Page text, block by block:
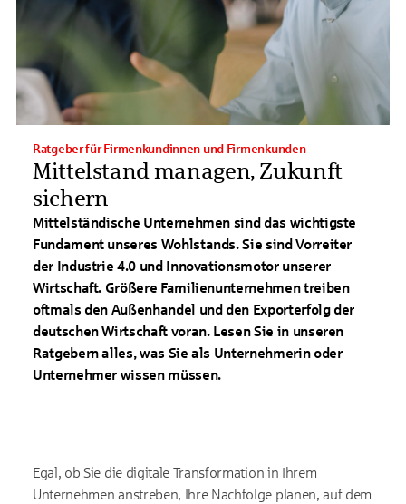
Mittelstand managen, Zukunft
sichern
Ratgeber für Firmenkundinnen und Firmenkunden
Mittelständische Unternehmen sind das wichtigste
Fundament unseres Wohlstands. Sie sind Vorreiter
der Industrie 4.0 und Innovationsmotor unserer
Wirtschaft. Größere Familienunternehmen treiben
oftmals den Außenhandel und den Exporterfolg der
deutschen Wirtschaft voran. Lesen Sie in unseren
Ratgebern alles, was Sie als Unternehmerin oder
Unternehmer wissen müssen.
Egal, ob Sie die digitale Transformation in Ihrem
Unternehmen anstreben, Ihre Nachfolge planen, auf dem